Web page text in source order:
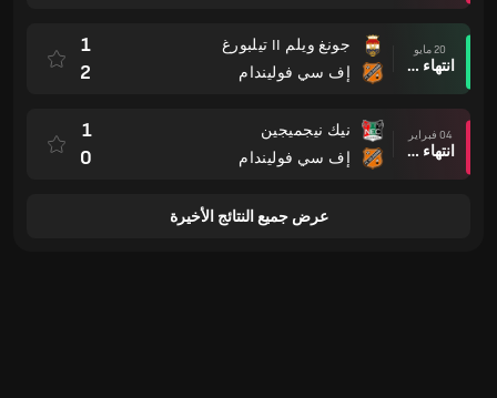
20 مايو
انتهاء وقت المباراة
جونغ ويلم II تيلبورغ
إف سي فوليندام
1
2
04 فبراير
انتهاء وقت المباراة
نيك نيجميجين
إف سي فوليندام
1
0
عرض جميع النتائج الأخيرة